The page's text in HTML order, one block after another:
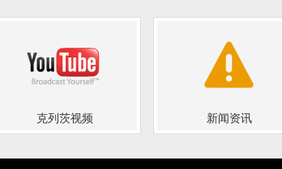
克列茨视频 新闻资讯